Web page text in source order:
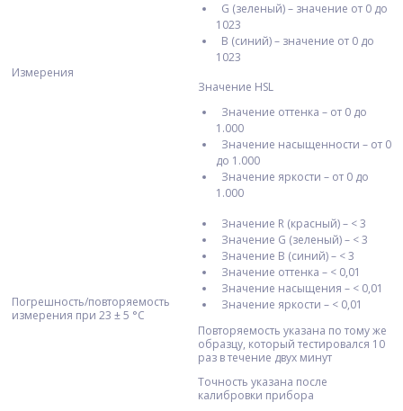
Измерения
G (зеленый) – значение от 0 до
1023
B (синий) – значение от 0 до
1023
Значение HSL
Значение оттенка – от 0 до
1.000
Значение насыщенности – от 0
до 1.000
Значение яркости – от 0 до
1.000
Погрешность/повторяемость
измерения при 23 ± 5 °С
Значение R (красный) – < 3
Значение G (зеленый) – < 3
Значение B (синий) – < 3
Значение оттенка – < 0,01
Значение насыщения – < 0,01
Значение яркости – < 0,01
Повторяемость указана по тому же
образцу, который тестировался 10
раз в течение двух минут
Точность указана после
калибровки прибора